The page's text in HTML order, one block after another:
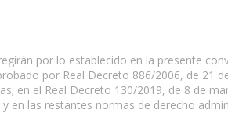
por lo establecido en la presente
por Real Decreto 886/2006, de 21
en el Real Decreto 130/2019, de 8 de
y en las restantes normas de derecho